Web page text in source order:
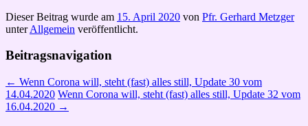
Dieser Beitrag wurde am 15. April 2020 von Pfr. Gerhard Metzger
unterAllgemein veröffentlicht.
Beitragsnavigation
← Wenn Corona will, steht (fast) alles still, Update 30 vom
14.04.2020 Wenn Corona will, steht (fast) alles still, Update 32 vom
16.04.2020 →